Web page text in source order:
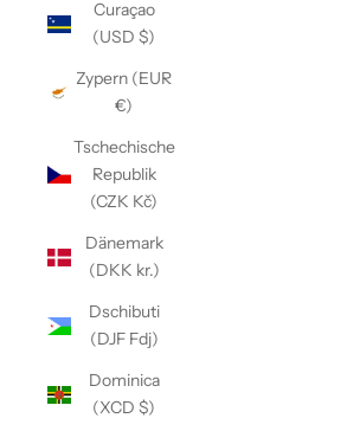
Curaçao
(USD $)
Zypern (EUR
€)
Tschechische
Republik
(CZK Kč)
Dänemark
(DKK kr.)
Dschibuti
(DJF Fdj)
Dominica
(XCD $)